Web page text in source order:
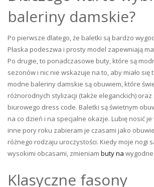
baleriny damskie?
Po pierwsze dlatego, że baletki są bardzo
Płaska podeszwa i prosty model zapewniają
Po drugie, to ponadczasowe buty, które są
sezonów i nic nie wskazuje na to, aby miało się
modne baleriny damskie są obuwiem, które
różnorodnych stylizacji (także eleganckich) oraz
biurowego dress code. Baletki są świetnym
na co dzień i na specjalne okazje. Lubię nosić
inne pory roku zabieram je czasami jako
różnego rodzaju uroczystości. Kiedy moje nogi
wysokimi obcasami, zmieniam buty na
Klasyczne fasony